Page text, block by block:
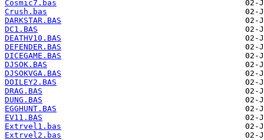
Cosmic7.bas
Crush.bas
DARKSTAR.BAS
DC1.BAS
DEATHV10.BAS
DEFENDER.BAS
DICEGAME.BAS
DJSOK.BAS
DJSOKVGA.BAS
DOILEY2.BAS
DRAG.BAS
DUNG.BAS
EGGHUNT.BAS
EV11.BAS
Extrvel1.bas
Extrvel2.bas